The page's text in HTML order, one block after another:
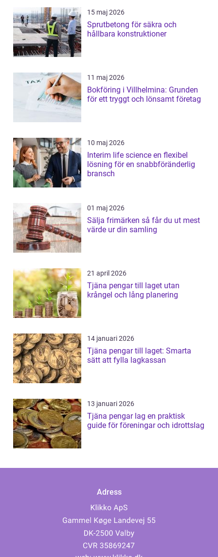
15 maj 2026
Sprutbetong för säkra och
hållbara konstruktioner
11 maj 2026
Bokföring i Villhelmina: Grunden
för ett tryggt och lönsamt företag
10 maj 2026
Interim life science en flexibel
lösning för en snabbföränderlig
bransch
01 maj 2026
Sälja frimärken så får du ut mest
värde ur din samling
21 april 2026
Tjäna pengar till laget utan
krångel och lång planering
14 januari 2026
Tjäna pengar till laget: Smarta
sätt att fylla lagkassan
13 januari 2026
Tjäna pengar lag en praktisk
guide för föreningar och idrottslag
Adress